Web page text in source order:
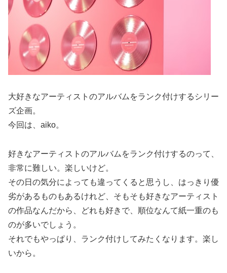
大好きなアーティストのアルバムをランク付けするシリー
ズ企画。
今回は、aiko。
好きなアーティストのアルバムをランク付けするのって、
非常に難しい。楽しいけど。
その日の気分によっても違ってくると思うし、はっきり優
劣があるものもあるけれど、そもそも好きなアーティスト
の作品なんだから、どれも好きで、順位なんて紙一重のも
のが多いでしょう。
それでもやっぱり、ランク付けしてみたくなります。楽し
いから。